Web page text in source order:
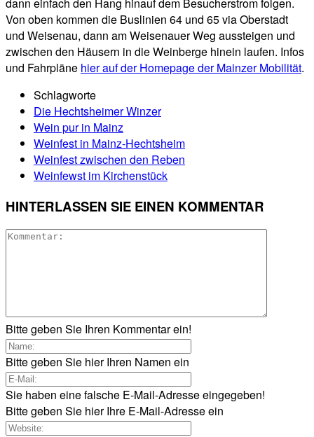
dann einfach den Hang hinauf dem Besucherstrom folgen.
Von oben kommen die Buslinien 64 und 65 via Oberstadt
und Weisenau, dann am Weisenauer Weg aussteigen und
zwischen den Häusern in die Weinberge hinein laufen. Infos
und Fahrpläne hier auf der Homepage der Mainzer Mobilität.
Schlagworte
Die Hechtsheimer Winzer
Wein pur in Mainz
Weinfest in Mainz-Hechtsheim
Weinfest zwischen den Reben
Weinfewst im Kirchenstück
HINTERLASSEN SIE EINEN KOMMENTAR
Bitte geben Sie Ihren Kommentar ein!
Bitte geben Sie hier Ihren Namen ein
Sie haben eine falsche E-Mail-Adresse eingegeben!
Bitte geben Sie hier Ihre E-Mail-Adresse ein